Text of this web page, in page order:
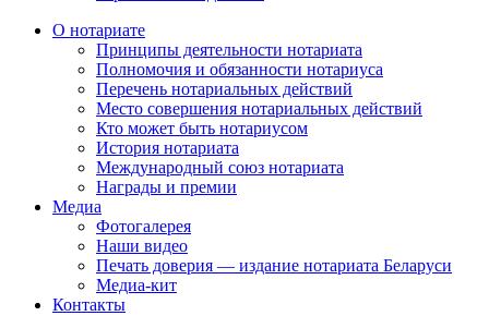
О нотариате
Принципы деятельности нотариата
Полномочия и обязанности нотариуса
Перечень нотариальных действий
Место совершения нотариальных действий
Кто может быть нотариусом
История нотариата
Международный союз нотариата
Награды и премии
Медиа
Фотогалерея
Наши видео
Печать доверия — издание нотариата Беларуси
Медиа-кит
Контакты